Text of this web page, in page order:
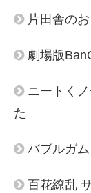
片田舎の
劇場版
ニートく
た
バブルガ
百花繚乱